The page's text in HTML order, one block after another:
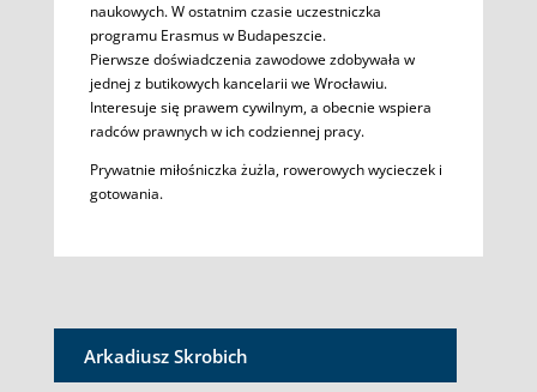
naukowych. W ostatnim czasie uczestniczka
programu Erasmus w Budapeszcie.
Pierwsze doświadczenia zawodowe zdobywała w
jednej z butikowych kancelarii we Wrocławiu.
Interesuje się prawem cywilnym, a obecnie wspiera
radców prawnych w ich codziennej pracy.
Prywatnie miłośniczka żużla, rowerowych wycieczek i
gotowania.
Arkadiusz Skrobich